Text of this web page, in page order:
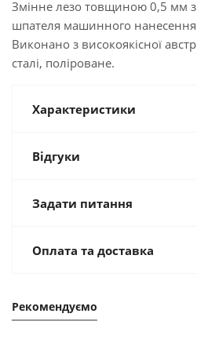
Змінне лезо товщиною 0,5 мм
шпателя машинного
Виконано з високоякісної
сталі, поліроване.
Характеристики
Відгуки
Задати питання
Оплата та доставка
Рекомендуємо